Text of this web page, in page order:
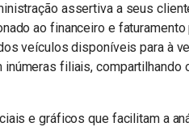
assertiva a seus
ao financeiro e
veículos disponíveis para à
filiais, compartilhando
e gráficos que facilitam a